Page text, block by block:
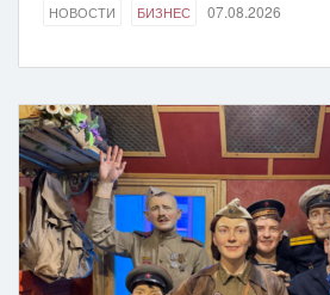
НОВОСТИ БИЗНЕС 07.08.2026